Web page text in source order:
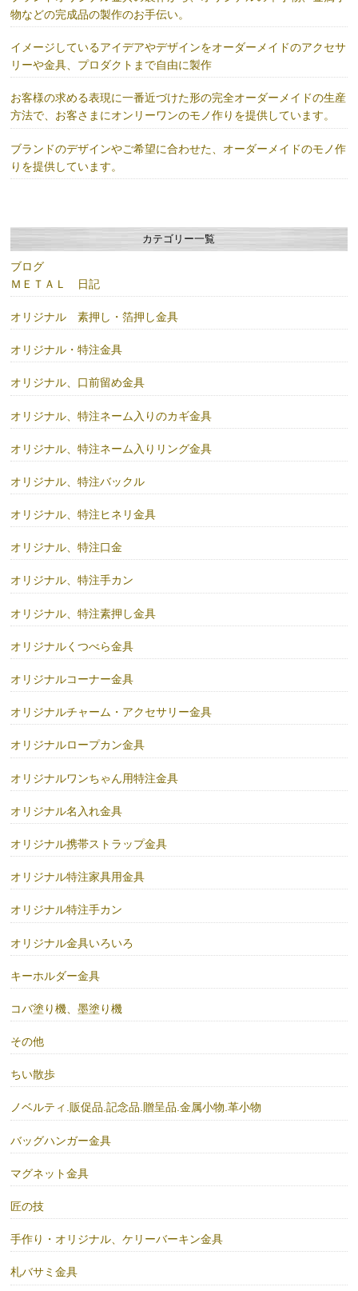
物などの完成品の製作のお手伝い。
イメージしているアイデアやデザインをオーダーメイドのアクセサ
リーや金具、プロダクトまで自由に製作
お客様の求める表現に一番近づけた形の完全オーダーメイドの生産
方法で、お客さまにオンリーワンのモノ作りを提供しています。
ブランドのデザインやご希望に合わせた、オーダーメイドのモノ作
りを提供しています。
カテゴリー一覧
ブログ
ＭＥＴＡＬ 日記
オリジナル 素押し・箔押し金具
オリジナル・特注金具
オリジナル、口前留め金具
オリジナル、特注ネーム入りのカギ金具
オリジナル、特注ネーム入りリング金具
オリジナル、特注バックル
オリジナル、特注ヒネリ金具
オリジナル、特注口金
オリジナル、特注手カン
オリジナル、特注素押し金具
オリジナルくつべら金具
オリジナルコーナー金具
オリジナルチャーム・アクセサリー金具
オリジナルロープカン金具
オリジナルワンちゃん用特注金具
オリジナル名入れ金具
オリジナル携帯ストラップ金具
オリジナル特注家具用金具
オリジナル特注手カン
オリジナル金具いろいろ
キーホルダー金具
コバ塗り機、墨塗り機
その他
ちい散歩
ノベルティ.販促品.記念品.贈呈品.金属小物.革小物
バッグハンガー金具
マグネット金具
匠の技
手作り・オリジナル、ケリーバーキン金具
札バサミ金具